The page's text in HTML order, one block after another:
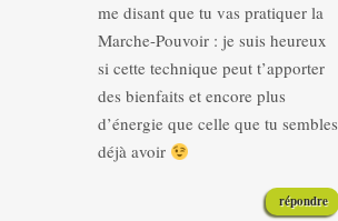
me disant que tu vas pratiquer la
Marche-Pouvoir : je suis heureux
si cette technique peut t’apporter
des bienfaits et encore plus
d’énergie que celle que tu sembles
déjà avoir
répondre